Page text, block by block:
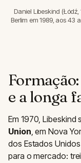
Daniel Libeskind
Berlim em 1989, aos 43
e a longa
Em 1970, Libeskind
Union, em Nova
dos Estados
para o mercado: